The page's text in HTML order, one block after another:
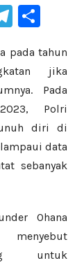
pada tahun
jika
Pada
Polri
diri di
data
sebanyak
Ohana
menyebut
untuk